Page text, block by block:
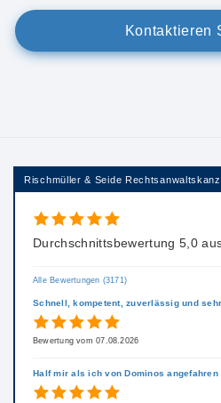
Kontaktieren
Rischmüller & Seide
Durchschnittsbewertung 5,0
Alle Bewertungen (3171)
Schnell, kompetent, zuverlässig und
Bewertung vom 07.08.2026
Half mir als ich von Dominos angefahren